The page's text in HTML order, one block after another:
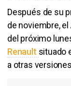
Después de su
de noviembre,
del próximo
Renault situado
a otras